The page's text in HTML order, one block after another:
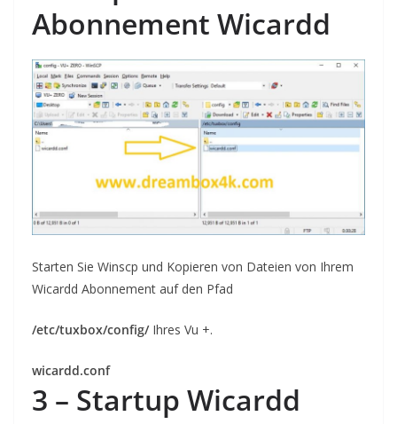
Abonnement Wicardd
Starten Sie Winscp und Kopieren von Dateien von Ihrem
Wicardd Abonnement auf den Pfad
/etc/tuxbox/config/Ihres Vu +.
wicardd.conf
3 – Startup Wicardd